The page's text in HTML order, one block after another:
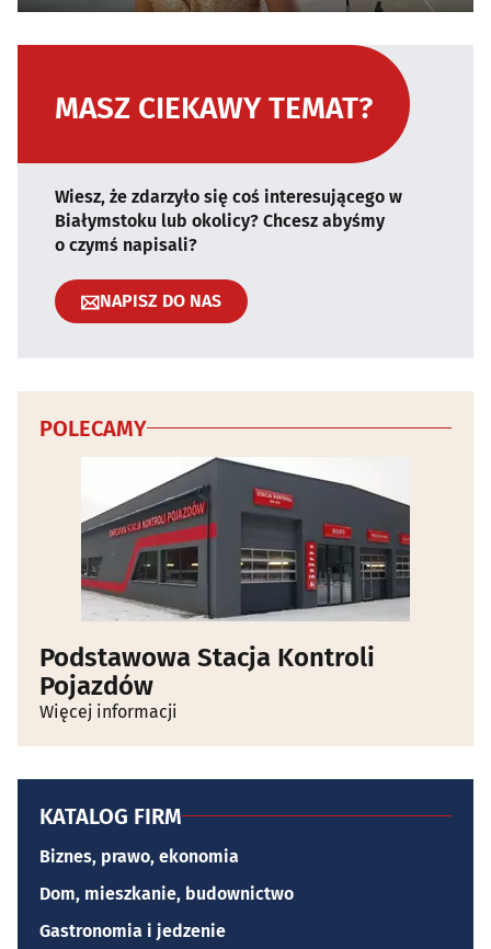
MASZ CIEKAWY TEMAT?
Wiesz, że zdarzyło się coś interesującego w
Białymstoku lub okolicy? Chcesz abyśmy
o czymś napisali?
NAPISZ DO NAS
POLECAMY
Podstawowa Stacja Kontroli
Pojazdów
Więcej informacji
KATALOG FIRM
Biznes, prawo, ekonomia
Dom, mieszkanie, budownictwo
Gastronomia i jedzenie